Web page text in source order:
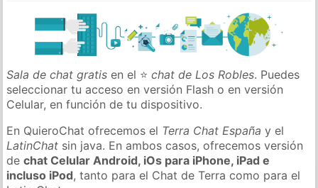
Sala de chat gratis en el ⭐chat de Los Robles. Puedes
seleccionar tu acceso en versión Flash o en versión
Celular, en función de tu dispositivo.
En QuieroChat ofrecemos el Terra Chat España y el
LatinChat sin java. En ambos casos, ofrecemos versión
dechat Celular Android, iOs para iPhone, iPad e
incluso iPod, tanto para el Chat de Terra como para el